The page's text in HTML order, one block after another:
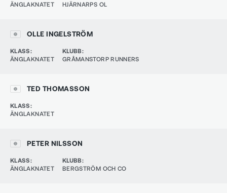
ÄNGLAKNATET
HJÄRNARPS OL
OLLE INGELSTRÖM
KLASS:
ÄNGLAKNATET
KLUBB:
GRÅMANSTORP RUNNERS
TED THOMASSON
KLASS:
ÄNGLAKNATET
PETER NILSSON
KLASS:
ÄNGLAKNATET
KLUBB:
BERGSTRÖM OCH CO